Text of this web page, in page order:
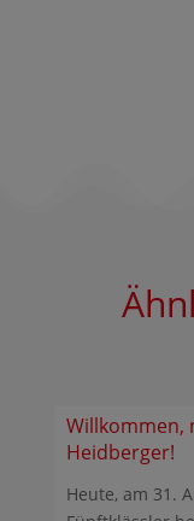
Willkommen,
Heidberger!
Heute, am 31.